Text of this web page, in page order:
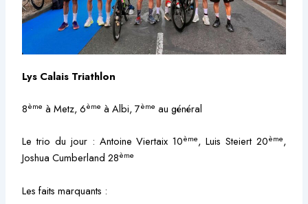
Lys Calais Triathlon
8ème à Metz, 6ème à Albi, 7ème au général
Le trio du jour : Antoine Viertaix 10ème, Luis Steiert 20ème,
Joshua Cumberland 28ème
Les faits marquants :